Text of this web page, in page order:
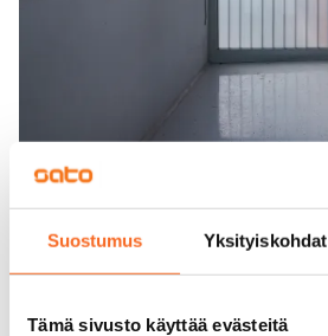
Suostumus Yksityiskohdat
Tämä sivusto käyttää evästeitä